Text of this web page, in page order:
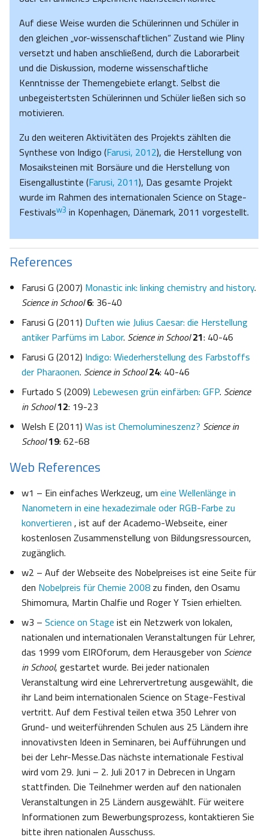
Auf diese Weise wurden die Schülerinnen und Schüler in
den gleichen „vor-wissenschaftlichen“ Zustand wie Pliny
versetzt und haben anschließend, durch die Laborarbeit
und die Diskussion, moderne wissenschaftliche
Kenntnisse der Themengebiete erlangt. Selbst die
unbegeistertsten Schülerinnen und Schüler ließen sich so
motivieren.
Zu den weiteren Aktivitäten des Projekts zählten die
Synthese von Indigo (Farusi, 2012), die Herstellung von
Mosaiksteinen mit Borsäure und die Herstellung von
Eisengallustinte (Farusi, 2011), Das gesamte Projekt
wurde im Rahmen des internationalen Science on Stage-
Festivalsw3 in Kopenhagen, Dänemark, 2011 vorgestellt.
References
Farusi G (2007) Monastic ink: linking chemistry and history.
Science in School 6: 36-40
Farusi G (2011) Duften wie Julius Caesar: die Herstellung
antiker Parfüms im Labor. Science in School 21: 40-46
Farusi G (2012) Indigo: Wiederherstellung des Farbstoffs
der Pharaonen. Science in School 24: 40-46
Furtado S (2009) Lebewesen grün einfärben: GFP. Science
in School12: 19-23
Welsh E (2011) Was ist Chemolumineszenz? Science in
School19: 62-68
Web References
w1 – Ein einfaches Werkzeug, um eine Wellenlänge in
Nanometern in eine hexadezimale oder RGB-Farbe zu
konvertieren , ist auf der Academo-Webseite, einer
kostenlosen Zusammenstellung von Bildungsressourcen,
zugänglich.
w2 – Auf der Webseite des Nobelpreises ist eine Seite für
den Nobelpreis für Chemie 2008 zu finden, den Osamu
Shimomura, Martin Chalfie und Roger Y Tsien erhielten.
w3 – Science on Stage ist ein Netzwerk von lokalen,
nationalen und internationalen Veranstaltungen für Lehrer,
das 1999 vom EIROforum, dem Herausgeber von Science
in School, gestartet wurde. Bei jeder nationalen
Veranstaltung wird eine Lehrervertretung ausgewählt, die
ihr Land beim internationalen Science on Stage-Festival
vertritt. Auf dem Festival teilen etwa 350 Lehrer von
Grund- und weiterführenden Schulen aus 25 Ländern ihre
innovativsten Ideen in Seminaren, bei Aufführungen und
bei der Lehr-Messe.Das nächste internationale Festival
wird vom 29. Juni – 2. Juli 2017 in Debrecen in Ungarn
stattfinden. Die Teilnehmer werden auf den nationalen
Veranstaltungen in 25 Ländern ausgewählt. Für weitere
Informationen zum Bewerbungsprozess, kontaktieren Sie
bitte ihren nationalen Ausschuss.